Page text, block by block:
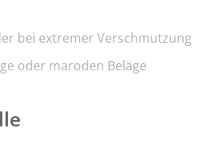
bei extremer Verschmutzung
oder maroden Beläge